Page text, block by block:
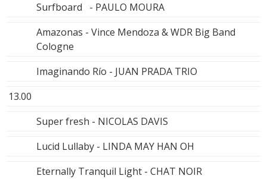
Surfboard - PAULO MOURA
Amazonas - Vince Mendoza & WDR Big Band
Cologne
Imaginando Río - JUAN PRADA TRIO
13.00
Super fresh - NICOLAS DAVIS
Lucid Lullaby - LINDA MAY HAN OH
Eternally Tranquil Light - CHAT NOIR